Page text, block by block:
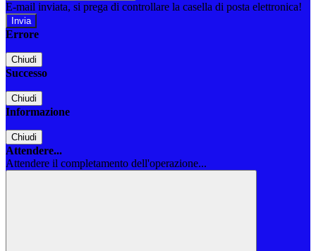
E-mail inviata, si prega di controllare la casella di posta elettronica!
Errore
Chiudi
Successo
Chiudi
Informazione
Chiudi
Attendere...
Attendere il completamento dell'operazione...